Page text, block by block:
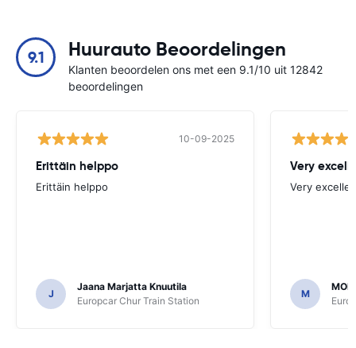
9.1 Huurauto Beoordelingen
Klanten beoordelen ons met een 9.1/10 uit 12842
beoordelingen
10-09-2025
Erittäin helppo
Erittäin helppo
J
Jaana Marjatta Knuutila
Europcar Chur Train Station
Very
Very
M